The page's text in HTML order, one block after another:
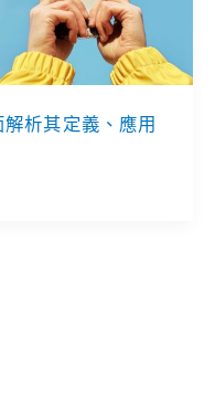
析其定義、應用